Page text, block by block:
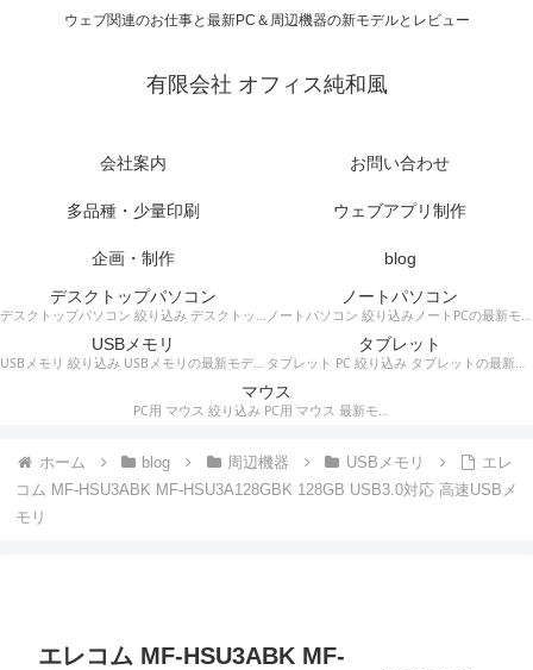
ウェブ関連のお仕事と最新PC＆周辺機器の新モデルとレビュー
有限会社 オフィス純和風
会社案内 お問い合わせ
多品種・少量印刷 ウェブアプリ制作
企画・制作
blog
デスクトップパソコン
デスクトップパソコン 絞り込み デスクトップPCの最新モデルやスペック・仕様に関する情報。
ノートパソコン
ノートパソコン 絞り込みノートPCの最新モデルやスペック・仕様に関する情報。
USBメモリ
USBメモリ 絞り込み USBメモリの最新モデルやスペック・仕様に関する情報。
タブレット
タブレット PC 絞り込み タブレットの最新モデルやスペック・仕様に関する情報。
マウス
PC用 マウス 絞り込み PC用 マウス 最新モデルやスペック・仕様に関する情報。ワイヤレスマウス、有線マウス、接続タイプなど。
ホーム blog 周辺機器 USBメモリ
エレ
コム MF-HSU3ABK MF-HSU3A128GBK 128GB USB3.0対応 高速USBメ
モリ
エレコム MF-HSU3ABK MF-